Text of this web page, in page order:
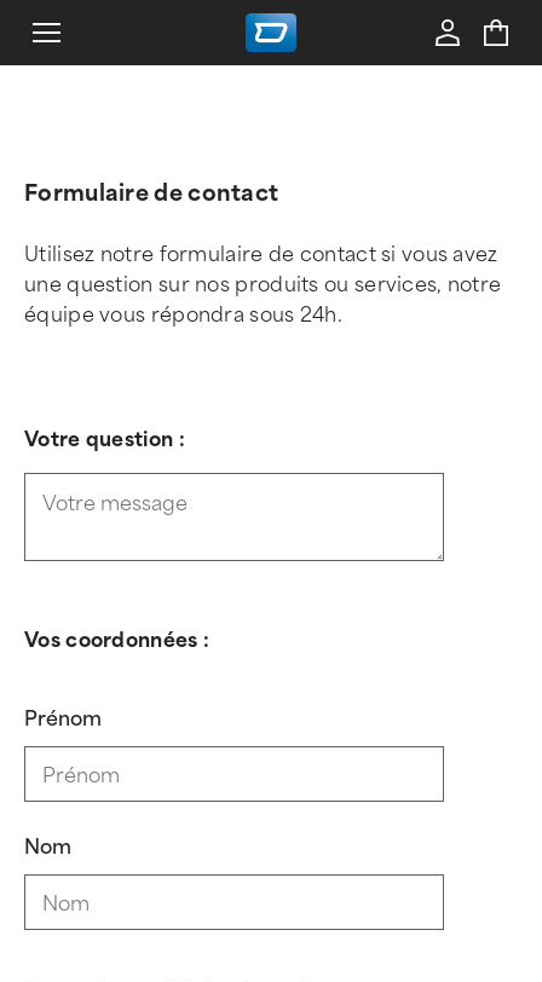
Formulaire de contact
Utilisez notre formulaire de contact si vous avez
une question sur nos produits ou services, notre
équipe vous répondra sous 24h.
Votre question :
Vos coordonnées :
Prénom
Nom